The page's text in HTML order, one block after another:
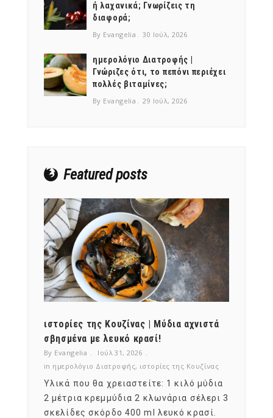
ή λαχανικά; Γνωρίζεις τη
διαφορά;
By Evangelia 30 Ιούλ, 2026
ημερολόγιο Διατροφής |
Γνώριζες ότι, το πεπόνι περιέχει
πολλές βιταμίνες;
By Evangelia 29 Ιούλ, 2026
Featured posts
ιστορίες της Κουζίνας | Μύδια αχνιστά
σβησμένα με λευκό κρασί!
By Evangelia
Ιούλ 31, 2026
in ημερολόγιο Διατροφής, ιστορίες της Κουζίνας
Υλικά που θα χρειαστείτε: 1 κιλό μύδια
2 μέτρια κρεμμύδια 2 κλωνάρια σέλερι 3
σκελίδες σκόρδο 400 ml λευκό κρασί.
NEWSLETTER
mel
y updates
fro
m